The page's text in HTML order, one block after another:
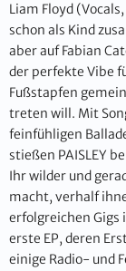
Liam Floyd
schon als Kind
aber auf Fabian
der perfekte Vibe
Fußstapfen
treten will. Mit
feinfühligen
stießen PAISLEY
Ihr wilder und
macht, verhalf
erfolgreichen Gigs
erste EP, deren
einige Radio- und